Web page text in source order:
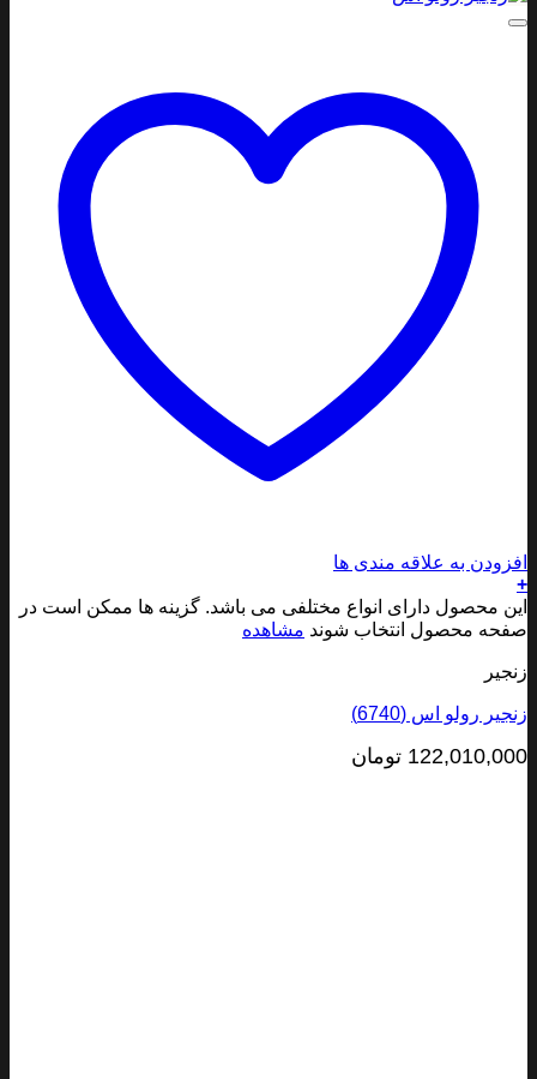
به علاقه مندی ها
محصول دارای انواع مختلفی می باشد. گزینه ها ممکن است در
محصول انتخاب شوندمشاهده
رولو اس (6740)
تومان